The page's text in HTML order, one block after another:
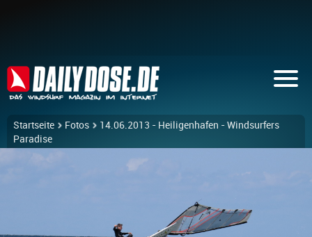
Startseite Fotos
14.06.2013 - Heiligenhafen - Windsurfers
Paradise